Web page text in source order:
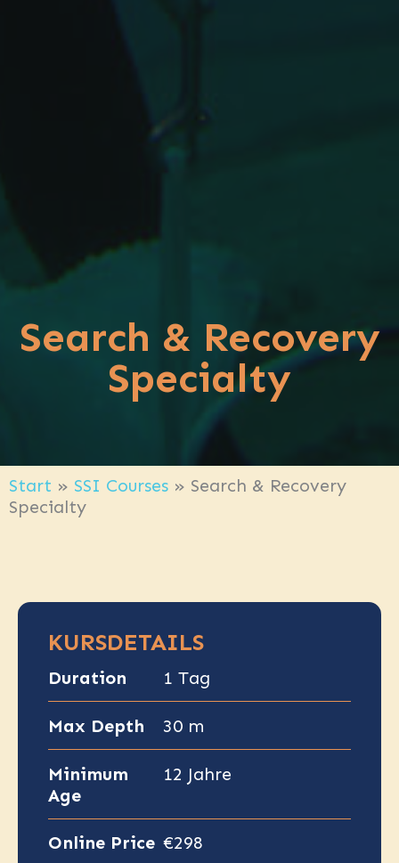
Search & Recovery
Specialty
Start » SSI Courses » Search & Recovery
Specialty
KURSDETAILS
Duration 1 Tag
Max Depth 30 m
Minimum
Age
12 Jahre
Online Price €298